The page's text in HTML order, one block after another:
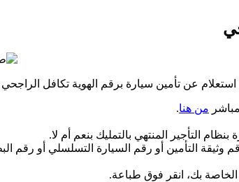
استعلام عن تأمين سيارة برقم الهوية تكافل
من هنا.
التأجير المنتهي بالتمليك بنعم أم لا.
وثيقة التأمين أو رقم السيارة التسلسلي أو رقم
بك، انقر فوق طباعة.